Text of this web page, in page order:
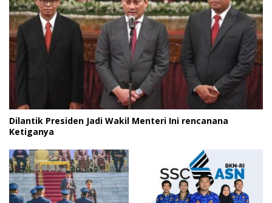
Dilantik Presiden Jadi Wakil Menteri Ini rencanana
Ketiganya